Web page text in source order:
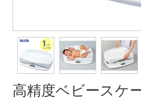
高精度ベビースケ